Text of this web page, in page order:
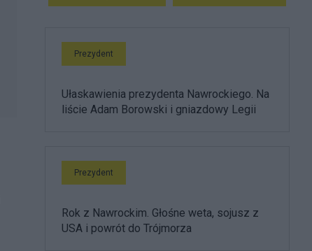
Prezydent
Ułaskawienia prezydenta Nawrockiego. Na
liście Adam Borowski i gniazdowy Legii
Prezydent
Rok z Nawrockim. Głośne weta, sojusz z
USA i powrót do Trójmorza